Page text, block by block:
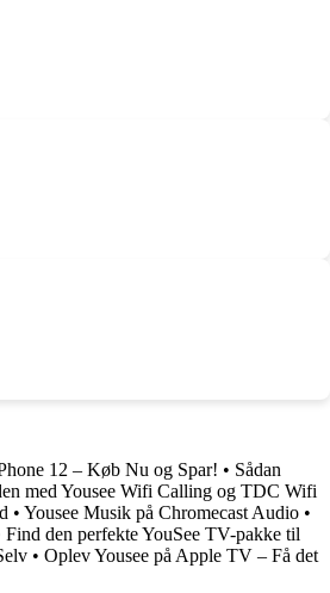
12 – Køb Nu og Spar! • Sådan
med Yousee Wifi Calling og TDC Wifi
• Yousee Musik på Chromecast Audio •
Find den perfekte YouSee TV-pakke til
• Oplev Yousee på Apple TV – Få det